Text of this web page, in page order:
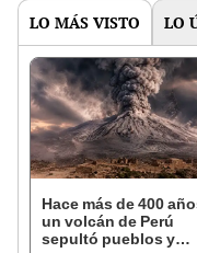
LO MÁS VISTO LO
Hace más de 400
un volcán de Perú
sepultó pueblos y